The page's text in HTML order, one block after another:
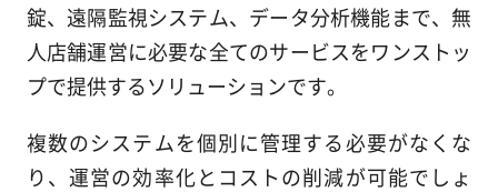
錠、遠隔監視システム、データ分析機能まで、無
人店舗運営に必要な全てのサービスをワンストッ
プで提供するソリューションです。
複数のシステムを個別に管理する必要がなくな
り、運営の効率化とコストの削減が可能でしょ